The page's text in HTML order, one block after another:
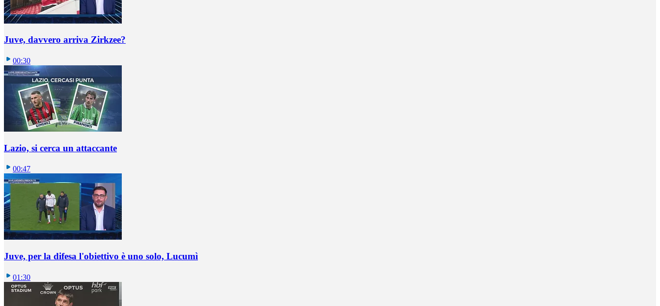
Juve, davvero arriva Zirkzee?
00:30
Lazio, si cerca un attaccante
00:47
Juve, per la difesa l'obiettivo è uno solo, Lucumì
01:30